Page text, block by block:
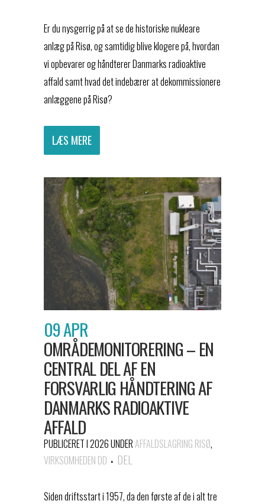
Er du nysgerrig på at se de historiske nukleare
anlæg på Risø, og samtidig blive klogere på, hvordan
vi opbevarer og håndterer Danmarks radioaktive
affald samt hvad det indebærer at dekommissionere
anlæggene på Risø?
LÆS MERE
09 APR
OMRÅDEMONITORERING – EN
CENTRAL DEL AF EN
FORSVARLIG HÅNDTERING AF
DANMARKS RADIOAKTIVE
AFFALD
PUBLICERET I 2026UNDERAFFALDSLAGRING RISØ,
VIRKSOMHEDEN DD
DEL
Siden driftsstart i 1957, da den første af de i alt tre